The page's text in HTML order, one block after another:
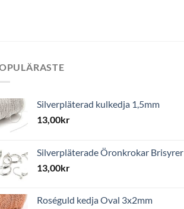
Silverpläterad kulkedja 1,5mm
13,00kr
Silverpläterade Öronkrokar Brisyrer
13,00kr
Roséguld kedja Oval 3x2mm